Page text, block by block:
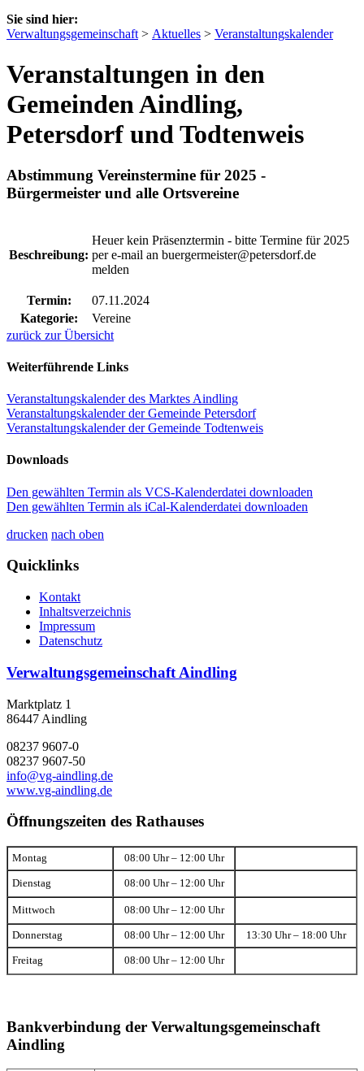
Sie sind hier:
Verwaltungsgemeinschaft > Aktuelles > Veranstaltungskalender
Veranstaltungen in den
Gemeinden Aindling,
Petersdorf und Todtenweis
Abstimmung Vereinstermine für 2025 -
Bürgermeister und alle Ortsvereine
Beschreibung:
Heuer kein Präsenztermin - bitte Termine für 2025
per e-mail an buergermeister@petersdorf.de
melden
Termin:
07.11.2024
Kategorie:
Vereine
zurück zur Übersicht
Weiterführende Links
Veranstaltungskalender des Marktes Aindling
Veranstaltungskalender der Gemeinde Petersdorf
Veranstaltungskalender der Gemeinde Todtenweis
Downloads
Den gewählten Termin als VCS-Kalenderdatei downloaden
Den gewählten Termin als iCal-Kalenderdatei downloaden
drucken nach oben
Quicklinks
Kontakt
Inhaltsverzeichnis
Impressum
Datenschutz
Verwaltungsgemeinschaft Aindling
Marktplatz 1
86447 Aindling
08237 9607-0
08237 9607-50
info@vg-aindling.de
www.vg-aindling.de
Öffnungszeiten des Rathauses
Montag 08:00 Uhr – 12:00 Uhr
Dienstag 08:00 Uhr – 12:00 Uhr
Mittwoch 08:00 Uhr – 12:00 Uhr
Donnerstag 08:00 Uhr – 12:00 Uhr 13:30 Uhr – 18:00 Uhr
Freitag 08:00 Uhr – 12:00 Uhr
Bankverbindung der Verwaltungsgemeinschaft
Aindling